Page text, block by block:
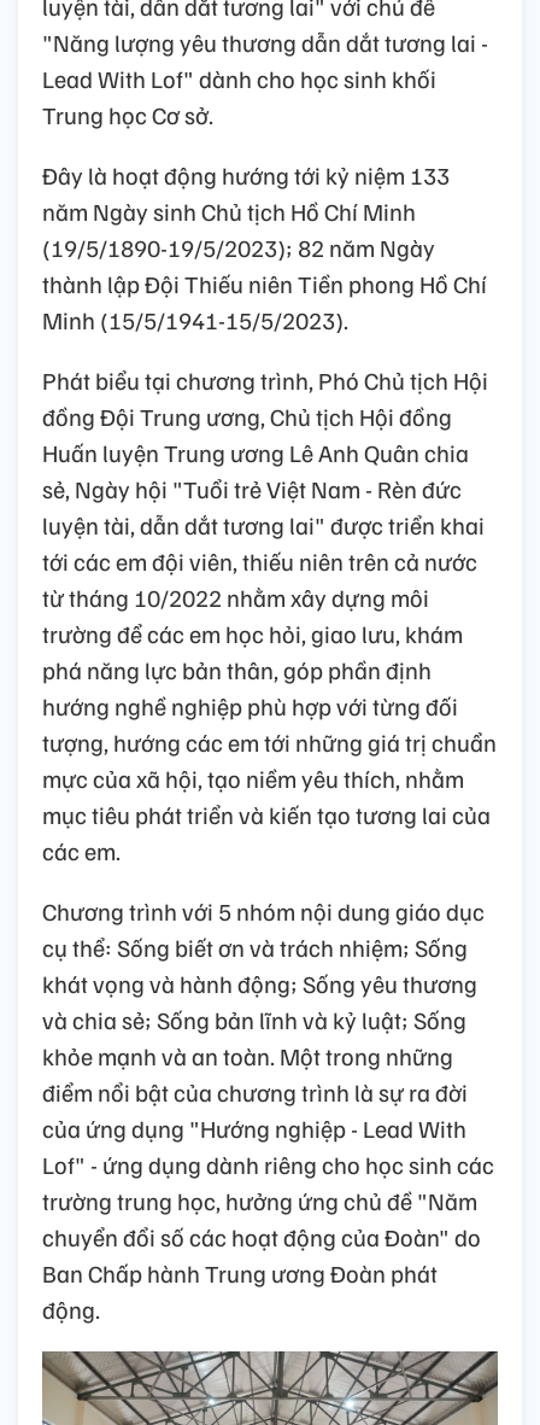
luyện tài, dẫn dắt tương lai" với chủ đề
"Năng lượng yêu thương dẫn dắt tương lai -
Lead With Lof" dành cho học sinh khối
Trung học Cơ sở.
Đây là hoạt động hướng tới kỷ niệm 133
năm Ngày sinh Chủ tịch Hồ Chí Minh
(19/5/1890-19/5/2023); 82 năm Ngày
thành lập Đội Thiếu niên Tiền phong Hồ Chí
Minh (15/5/1941-15/5/2023).
Phát biểu tại chương trình, Phó Chủ tịch Hội
đồng Đội Trung ương, Chủ tịch Hội đồng
Huấn luyện Trung ương Lê Anh Quân chia
sẻ, Ngày hội "Tuổi trẻ Việt Nam - Rèn đức
luyện tài, dẫn dắt tương lai" được triển khai
tới các em đội viên, thiếu niên trên cả nước
từ tháng 10/2022 nhằm xây dựng môi
trường để các em học hỏi, giao lưu, khám
phá năng lực bản thân, góp phần định
hướng nghề nghiệp phù hợp với từng đối
tượng, hướng các em tới những giá trị chuẩn
mực của xã hội, tạo niềm yêu thích, nhằm
mục tiêu phát triển và kiến tạo tương lai của
các em.
Chương trình với 5 nhóm nội dung giáo dục
cụ thể: Sống biết ơn và trách nhiệm; Sống
khát vọng và hành động; Sống yêu thương
và chia sẻ; Sống bản lĩnh và kỷ luật; Sống
khỏe mạnh và an toàn. Một trong những
điểm nổi bật của chương trình là sự ra đời
của ứng dụng "Hướng nghiệp - Lead With
Lof" - ứng dụng dành riêng cho học sinh các
trường trung học, hưởng ứng chủ đề "Năm
chuyển đổi số các hoạt động của Đoàn" do
Ban Chấp hành Trung ương Đoàn phát
động.